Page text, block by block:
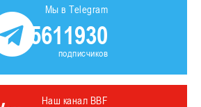
Мы в Telegram
5611930
подписчиков
Наш канал BBF